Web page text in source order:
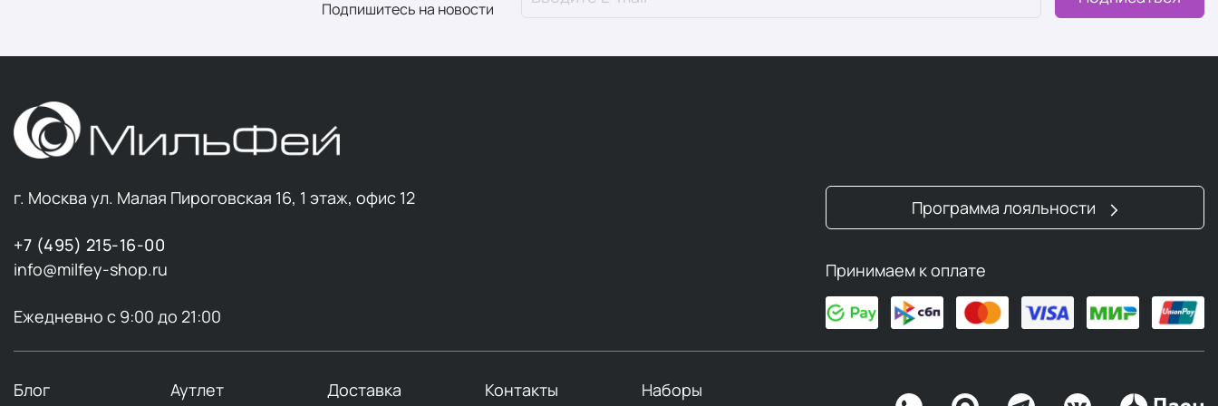
Подпишитесь на новости
г. Москва ул. Малая Пироговская 16, 1 этаж, офис 12
+7 (495) 215-16-00
info@milfey-shop.ru
Ежедневно с 9:00 до 21:00
Программа лояльности
Принимаем к оплате
Блог Аутлет Доставка Контакты Наборы